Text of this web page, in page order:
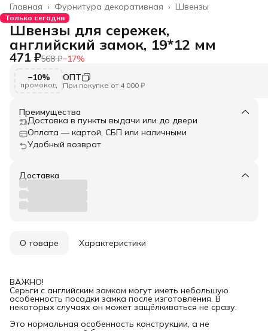
Швензы
Фурнитура декоративная ›
Главная ›
Только сегодня
Швензы для сережек,
английский замок, 19*12 мм
471 ₽568 ₽−17%
−10%
промокод
ОПТ
При покупке от 4 000 ₽
Преимущества
Доставка в пункты выдачи или до двери
Оплата — картой, СБП или наличными
Удобный возврат
Доставка
О товаре Характеристики
ВАЖНО!
Серьги с английским замком могут иметь небольшую
особенность посадки замка после изготовления. В
некоторых случаях он может защёлкиваться не сразу.
Это нормальная особенность конструкции, а не